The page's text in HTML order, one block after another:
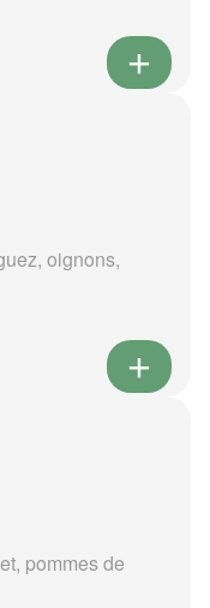
oignons,
pommes de